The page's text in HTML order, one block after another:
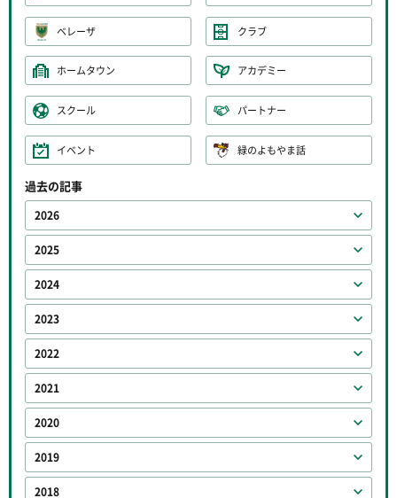
ベレーザ クラブ
ホームタウン アカデミー
スクール パートナー
イベント 緑のよもやま話
過去の記事
2026
2025
2024
2023
2022
2021
2020
2019
2018